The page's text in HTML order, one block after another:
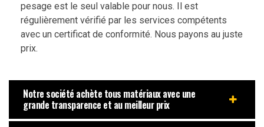
pesage est le seul valable pour nous. Il est
régulièrement vérifié par les services compétents
avec un certificat de conformité. Nous payons au juste
prix.
Notre société achète tous matériaux avec une
grande transparence et au meilleur prix